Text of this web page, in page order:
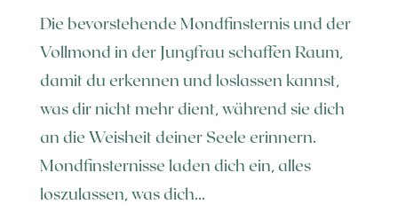
Die bevorstehende Mondfinsternis und der
Vollmond in der Jungfrau schaffen Raum,
damit du erkennen und loslassen kannst,
was dir nicht mehr dient, während sie dich
an die Weisheit deiner Seele erinnern.
Mondfinsternisse laden dich ein, alles
loszulassen, was dich...